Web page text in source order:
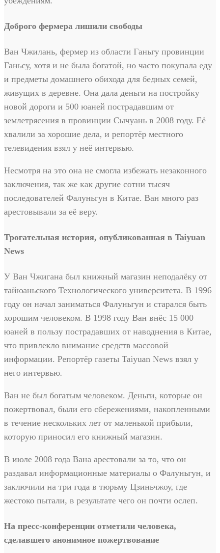
Доброго фермера лишили свободы
Ван Чжилань, фермер из области Ганьгу провинции
Ганьсу, хотя и не была богатой, но часто покупала еду
и предметы домашнего обихода для бедных семей,
живущих в деревне. Она дала деньги на постройку
новой дороги и 500 юаней пострадавшим от
землетрясения в провинции Сычуань в 2008 году. Её
хвалили за хорошие дела, и репортёр местного
телевидения взял у неё интервью.
Несмотря на это она не смогла избежать незаконного
заключения, так же как другие сотни тысяч
последователей Фалуньгун в Китае. Ван много раз
арестовывали за её веру.
Трогательная история, опубликованная в Taiyuan
News
У Ван Чжигана был книжный магазин неподалёку от
тайюаньского Технологического университета. В 1996
году он начал заниматься Фалуньгун и старался быть
хорошим человеком. В 1998 году Ван внёс 15 000
юаней в пользу пострадавших от наводнения в Китае,
что привлекло внимание средств массовой
информации. Репортёр газеты Taiyuan News взял у
него интервью.
Ван не был богатым человеком. Деньги, которые он
пожертвовал, были его сбережениями, накопленными
в течение нескольких лет от маленькой прибыли,
которую приносил его книжный магазин.
В июле 2008 года Вана арестовали за то, что он
раздавал информационные материалы о Фалуньгун, и
заключили на три года в тюрьму Цзиньчжоу, где
жестоко пытали, в результате чего он почти ослеп.
На пресс-конференции отметили человека,
сделавшего анонимное пожертвование